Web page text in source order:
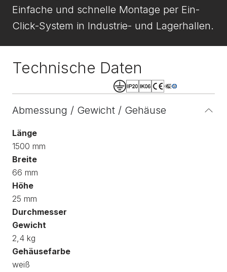
Einfache und schnelle Montage per Ein-
Click-System in Industrie- und Lagerhallen.
Technische Daten
Abmessung / Gewicht / Gehäuse
Länge
1500 mm
Breite
66 mm
Höhe
25 mm
Durchmesser
Gewicht
2,4 kg
Gehäusefarbe
weiß